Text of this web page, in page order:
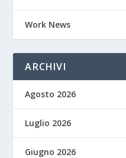
Work News
ARCHIVI
Agosto 2026
Luglio 2026
Giugno 2026